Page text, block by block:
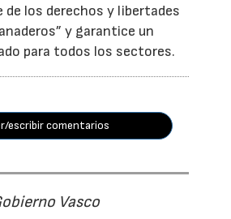
de los derechos y libertades
y garantice un
para todos los sectores.
escribir comentarios
Vasco